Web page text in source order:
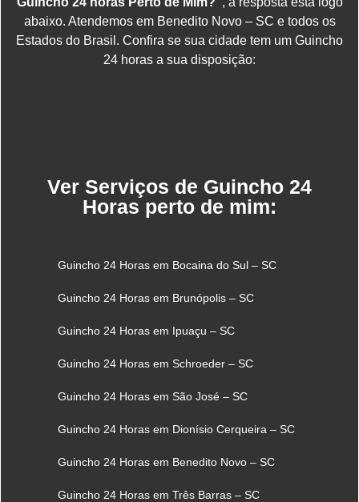
abaixo. Atendemos em Benedito Novo – SC e todos os
Estados do Brasil. Confira se sua cidade tem um Guincho
24 horas a sua disposição:
Ver Serviços de Guincho 24
Horas perto de mim:
Guincho 24 Horas em Bocaina do Sul – SC
Guincho 24 Horas em Brunópolis – SC
Guincho 24 Horas em Ipuaçu – SC
Guincho 24 Horas em Schroeder – SC
Guincho 24 Horas em São José – SC
Guincho 24 Horas em Dionísio Cerqueira – SC
Guincho 24 Horas em Benedito Novo – SC
Guincho 24 Horas em Três Barras – SC